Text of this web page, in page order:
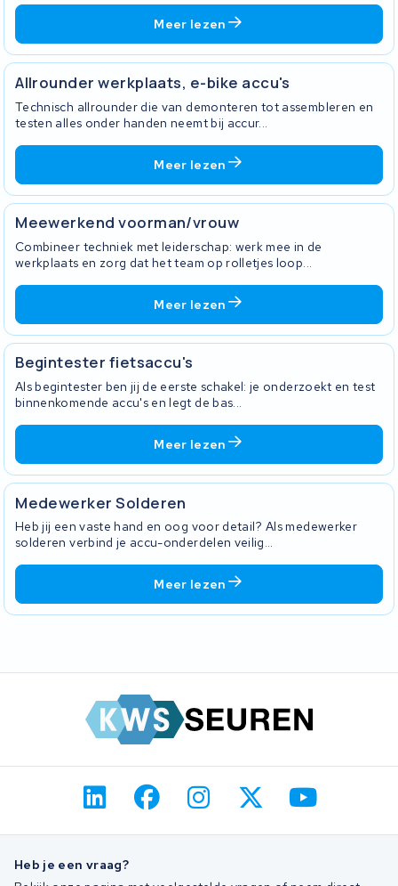
Meer lezen
Allrounder werkplaats, e-bike accu's
Technisch allrounder die van demonteren tot assembleren en
testen alles onder handen neemt bij accur...
Meer lezen
Meewerkend voorman/vrouw
Combineer techniek met leiderschap: werk mee in de
werkplaats en zorg dat het team op rolletjes loop...
Meer lezen
Begintester fietsaccu's
Als begintester ben jij de eerste schakel: je onderzoekt en test
binnenkomende accu's en legt de bas...
Meer lezen
Medewerker Solderen
Heb jij een vaste hand en oog voor detail? Als medewerker
solderen verbind je accu-onderdelen veilig...
Meer lezen
Heb je een vraag?